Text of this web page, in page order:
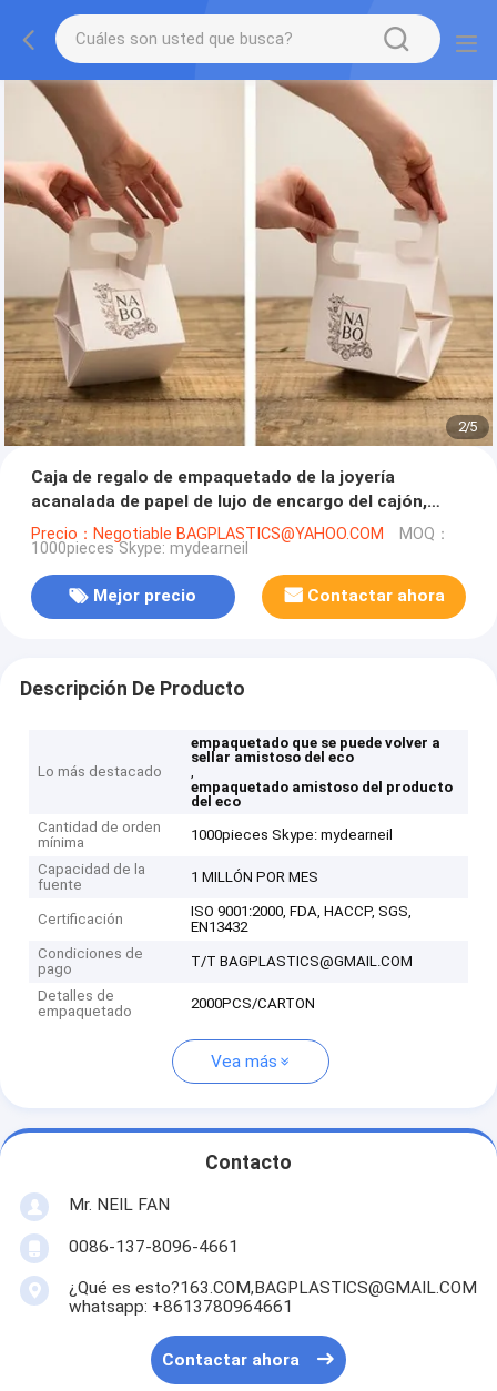
2/5
Caja de regalo de empaquetado de la joyería
acanalada de papel de lujo de encargo del cajón,
pequeño papel del maquillaje de lujo superior
magnético que empaqueta el co
Precio：Negotiable BAGPLASTICS@YAHOO.COM MOQ：
1000pieces Skype: mydearneil
Mejor precio Contactar ahora
Descripción De Producto
Lo más destacado
empaquetado que se puede volver a
sellar amistoso del eco
,
empaquetado amistoso del producto
del eco
Cantidad de orden
mínima
1000pieces Skype: mydearneil
Capacidad de la
fuente
1 MILLÓN POR MES
Certificación
ISO 9001:2000, FDA, HACCP, SGS,
EN13432
Condiciones de
pago
T/T BAGPLASTICS@GMAIL.COM
Detalles de
empaquetado
2000PCS/CARTON
Vea más
Contacto
Mr. NEIL FAN
0086-137-8096-4661
¿Qué es esto?163.COM,BAGPLASTICS@GMAIL.COM
whatsapp: +8613780964661
Contactar ahora